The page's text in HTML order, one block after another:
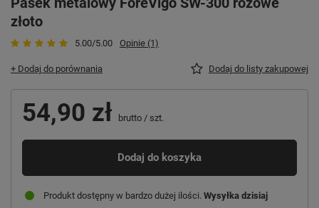
złoto
5.00/5.00 Opinie (1)
+ Dodaj do porównania Dodaj do listy zakupowej
54,90 zł brutto / szt.
Dodaj do koszyka
Produkt dostępny w bardzo dużej ilości Wysyłka dzisiaj